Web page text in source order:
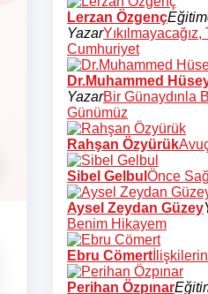
Lerzan Özgenç
Yazar
Cumhuriyet
Dr.Muhammed
YazarBir Günaydınla
Günümüz
Rahşan Özyürük
Sibel Gelbul Önce
Aysel Zeydan Güzey
Benim Hikayem
Ebru Cömert
Perihan Özpınar